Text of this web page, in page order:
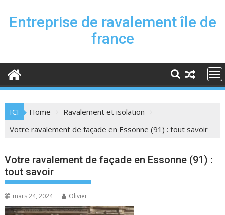
content
Entreprise de ravalement île de
france
ICI Home
Ravalement et isolation
Votre ravalement de façade en Essonne (91) : tout savoir
Votre ravalement de façade en Essonne (91) :
tout savoir
mars 24, 2024 Olivier